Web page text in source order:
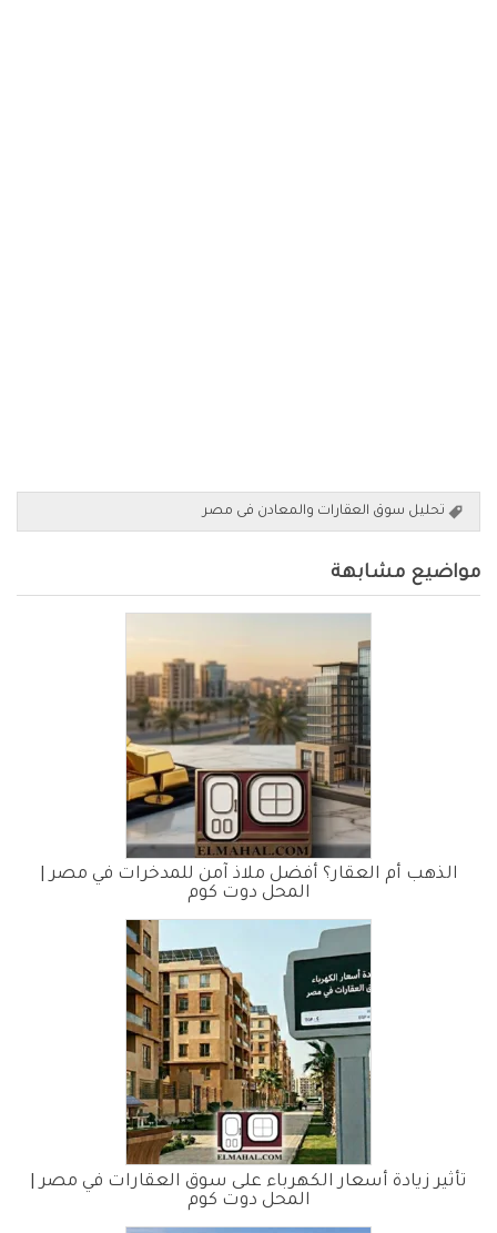
تحليل سوق العقارات والمعادن فى مصر
مواضيع مشابهة
الذهب أم العقار؟ أفضل ملاذ آمن للمدخرات في مصر |
المحل دوت كوم
تأثير زيادة أسعار الكهرباء على سوق العقارات في مصر |
المحل دوت كوم